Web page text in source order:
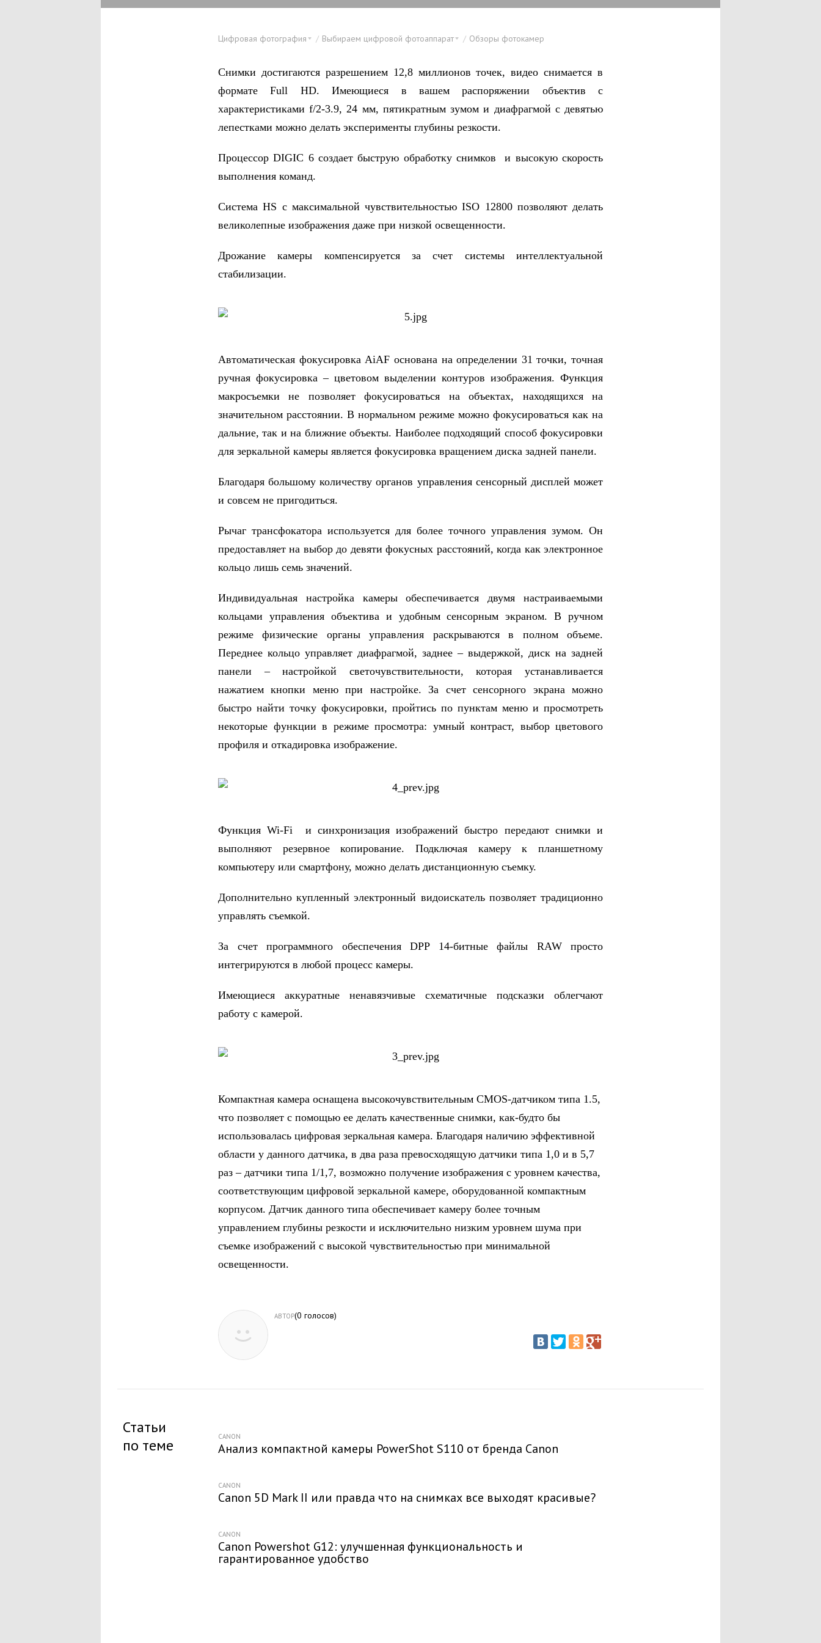
Цифровая фотография Выбираем цифровой фотоаппарат Обзоры фотокамер
Снимки достигаются разрешением 12,8 миллионов точек, видео снимается в
формате Full HD. Имеющиеся в вашем распоряжении объектив с
характеристиками f/2-3.9, 24 мм, пятикратным зумом и диафрагмой с девятью
лепестками можно делать эксперименты глубины резкости.
Процессор DIGIC 6 создает быструю обработку снимков и высокую скорость
выполнения команд.
Система HS с максимальной чувствительностью ISO 12800 позволяют делать
великолепные изображения даже при низкой освещенности.
Дрожание камеры компенсируется за счет системы интеллектуальной
стабилизации.
Автоматическая фокусировка AiAF основана на определении 31 точки, точная
ручная фокусировка – цветовом выделении контуров изображения. Функция
макросъемки не позволяет фокусироваться на объектах, находящихся на
значительном расстоянии. В нормальном режиме можно фокусироваться как на
дальние, так и на ближние объекты. Наиболее подходящий способ фокусировки
для зеркальной камеры является фокусировка вращением диска задней панели.
Благодаря большому количеству органов управления сенсорный дисплей может
и совсем не пригодиться.
Рычаг трансфокатора используется для более точного управления зумом. Он
предоставляет на выбор до девяти фокусных расстояний, когда как электронное
кольцо лишь семь значений.
Индивидуальная настройка камеры обеспечивается двумя настраиваемыми
кольцами управления объектива и удобным сенсорным экраном. В ручном
режиме физические органы управления раскрываются в полном объеме.
Переднее кольцо управляет диафрагмой, заднее – выдержкой, диск на задней
панели – настройкой светочувствительности, которая устанавливается
нажатием кнопки меню при настройке. За счет сенсорного экрана можно
быстро найти точку фокусировки, пройтись по пунктам меню и просмотреть
некоторые функции в режиме просмотра: умный контраст, выбор цветового
профиля и откадировка изображение.
Функция Wi-Fi и синхронизация изображений быстро передают снимки и
выполняют резервное копирование. Подключая камеру к планшетному
компьютеру или смартфону, можно делать дистанционную съемку.
Дополнительно купленный электронный видоискатель позволяет традиционно
управлять съемкой.
За счет программного обеспечения DPP 14-битные файлы RAW просто
интегрируются в любой процесс камеры.
Имеющиеся аккуратные ненавязчивые схематичные подсказки облегчают
работу с камерой.
Компактная камера оснащена высокочувствительным CMOS-датчиком типа 1.5,
что позволяет с помощью ее делать качественные снимки, как-будто бы
использовалась цифровая зеркальная камера. Благодаря наличию эффективной
области у данного датчика, в два раза превосходящую датчики типа 1,0 и в 5,7
раз – датчики типа 1/1,7, возможно получение изображения с уровнем качества,
соответствующим цифровой зеркальной камере, оборудованной компактным
корпусом. Датчик данного типа обеспечивает камеру более точным
управлением глубины резкости и исключительно низким уровнем шума при
съемке изображений с высокой чувствительностью при минимальной
освещенности.
АВТОР(0 голосов)
Статьи
по теме
CANON
Анализ компактной камеры PowerShot S110 от бренда Canon
CANON
Canon 5D Mark II или правда что на снимках все выходят красивые?
CANON
Canon Powershot G12: улучшенная функциональность и
гарантированное удобство